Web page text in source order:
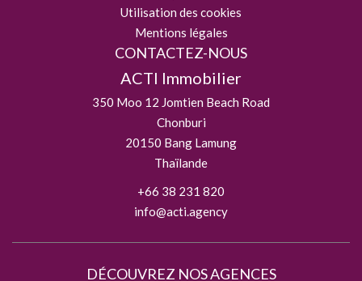
Utilisation des cookies
Mentions légales
CONTACTEZ-NOUS
ACTI Immobilier
350 Moo 12 Jomtien Beach Road
Chonburi
20150 Bang Lamung
Thaïlande
+66 38 231 820
info@acti.agency
DÉCOUVREZ NOS AGENCES